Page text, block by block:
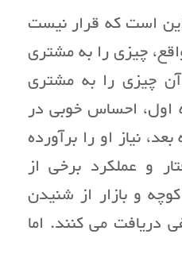
این است که قرار نیست
چیزی را به مشتری
آن چیزی را به مشتری
احساس خوبی در
نیاز او را برآورده
و عملکرد برخی از
کوچه و بازار از شنیدن
دریافت می کنند. اما